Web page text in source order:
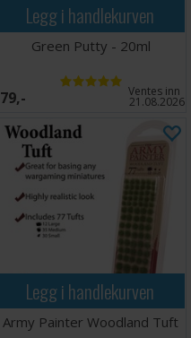
Legg i handlekurven
Green Putty - 20ml
79,- Ventes inn
21.08.2026
Legg i handlekurven
Army Painter Woodland Tuft